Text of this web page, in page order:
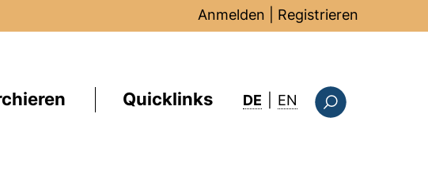
Anmelden Registrieren
Quicklinks DE EN : this page in